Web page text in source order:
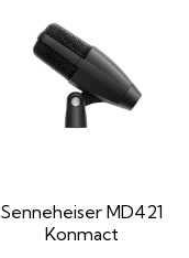
Senneheiser MD421
Konmact